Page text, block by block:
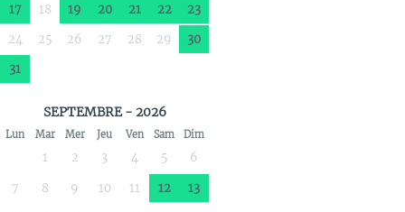
17
18 19 20 21 22
23
24
25 26 27 28 29
30
31
SEPTEMBRE - 2026
Lun Mar Mer Jeu Ven Sam Dim
1 2 3 4 5
6
7
8 9 10 11 12
13